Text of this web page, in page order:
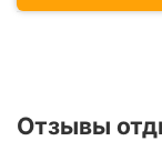
Отзывы